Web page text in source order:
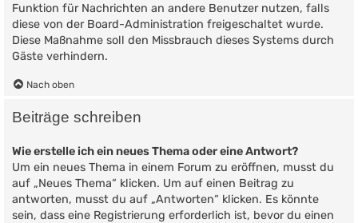
Funktion für Nachrichten an andere Benutzer nutzen, falls
diese von der Board-Administration freigeschaltet wurde.
Diese Maßnahme soll den Missbrauch dieses Systems durch
Gäste verhindern.
Nach oben
Beiträge schreiben
Wie erstelle ich ein neues Thema oder eine Antwort?
Um ein neues Thema in einem Forum zu eröffnen, musst du
auf „Neues Thema“ klicken. Um auf einen Beitrag zu
antworten, musst du auf „Antworten“ klicken. Es könnte
sein, dass eine Registrierung erforderlich ist, bevor du einen